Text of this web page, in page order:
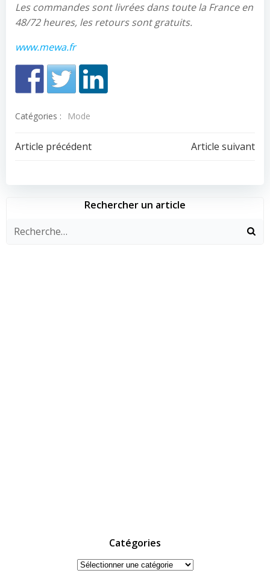
Les commandes sont livrées dans toute la France en
48/72 heures, les retours sont gratuits.
www.mewa.fr
Catégories : Mode
Navigation
de
l’article
Article précédent
Navigation
de
l’article
Article suivant
Rechercher un article
Catégories
Catégories